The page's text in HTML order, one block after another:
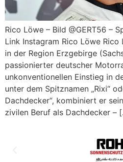
Rico Löwe – Bild @GERT56 –
Link Instagram Rico Löwe Rico
in der Region Erzgebirge
passionierter deutscher
unkonventionellen Einstieg in
unter dem Spitznamen „Rixi“
Dachdecker“, kombiniert er
zivilen Beruf als Dachdecker –